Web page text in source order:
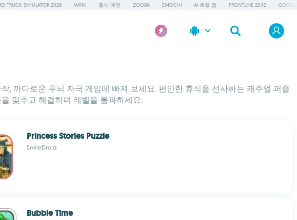
TRUCK SIMULATOR 2026 WINK 출시 예정 ZOOBA EMOCHI AI 로컬 앱 FRONTLINE 2042
, 까다로운 두뇌 자극 게임에 빠져 보세요. 편안한 휴식을 선사하는 캐주얼 퍼즐
맞추고 해결하며 레벨을 통과하세요.
Princess Stories Puzzle
SmileDroid
Bubble Time